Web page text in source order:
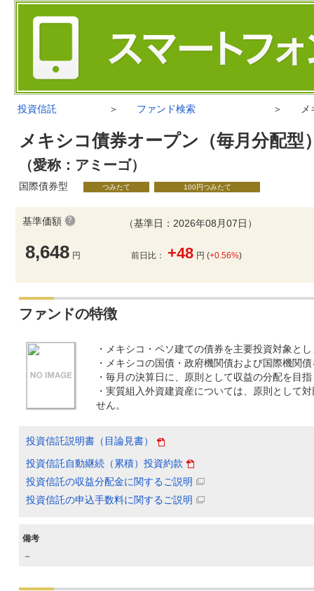
投資信託 ＞ ファンド検索 ＞
メキシコ債券オープン（毎月分配型
（愛称：アミーゴ）
国際債券型 つみたて 100円つみたて
基準価額
8,648 円
（基準日：2026年08月07日）
前日比： +48 円 (+0.56%)
ファンドの特徴
・メキシコ・ペソ建ての債券を主要投資対象と
・メキシコの国債・政府機関債および国際機関
・毎月の決算日に、原則として収益の分配を目
・実質組入外資建資産については、原則として
せん。
投資信託説明書（目論見書）
投資信託自動継続（累積）投資約款
投資信託の収益分配金に関するご説明
投資信託の申込手数料に関するご説明
備考
－